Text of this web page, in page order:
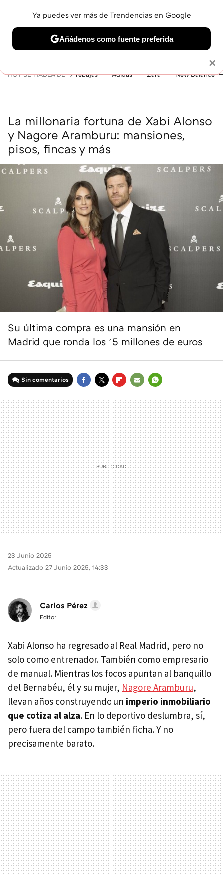
BELLEZA SHOPPING VIAJES GASTRO SNEAKERS
HOY SE HABLA DE rebajas Adidas Zara New Balance
La millonaria fortuna de Xabi Alonso
y Nagore Aramburu: mansiones,
pisos, fincas y más
Su última compra es una mansión en
Madrid que ronda los 15 millones de euros
Sin comentarios
MAIL
23 Junio 2025
Actualizado 27 Junio 2025, 14:33
Carlos Pérez
Editor
Xabi Alonso ha regresado al Real Madrid, pero no
solo como entrenador. También como empresario
de manual. Mientras los focos apuntan al banquillo
del Bernabéu, él y su mujer, Nagore Aramburu,
llevan años construyendo un imperio inmobiliario
que cotiza al alza. En lo deportivo deslumbra, sí,
pero fuera del campo también ficha. Y no
precisamente barato.
×
Ya puedes ver más de Trendencias en Google
Añádenos como fuente preferida